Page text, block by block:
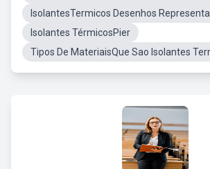
IsolantesTermicos Desenhos
Isolantes TérmicosPier
Tipos De MateriaisQue Sao Isolantes